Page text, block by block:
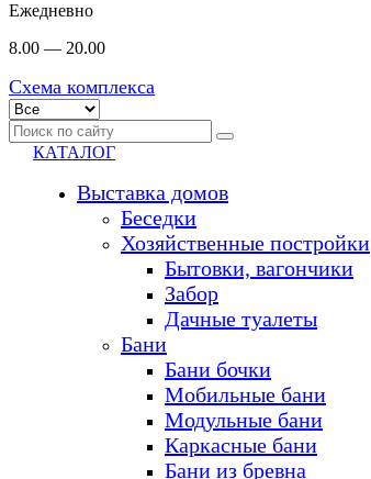
Ежедневно
8.00 — 20.00
Схема комплекса
КАТАЛОГ
Выставка домов
Беседки
Хозяйственные постройки
Бытовки, вагончики
Забор
Дачные туалеты
Бани
Бани бочки
Мобильные бани
Модульные бани
Каркасные бани
Бани из бревна